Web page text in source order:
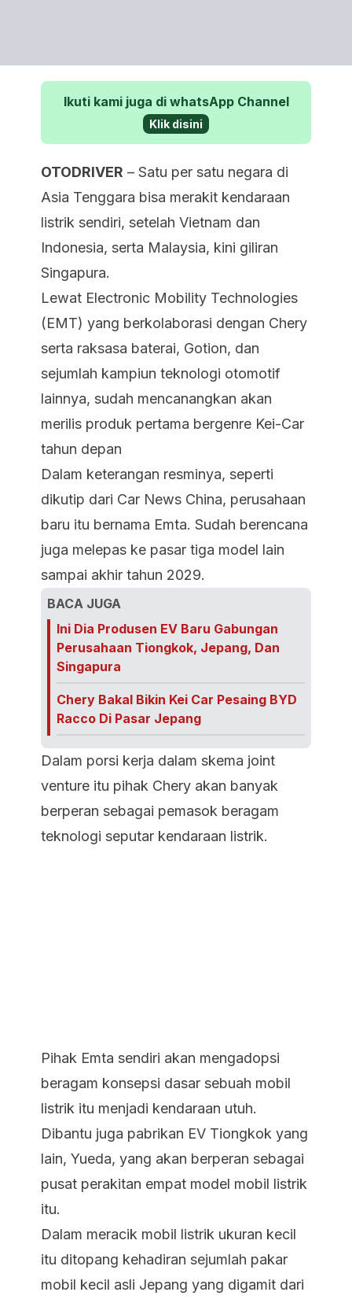
Ikuti kami juga di whatsApp Channel
Klik disini
OTODRIVER – Satu per satu negara di
Asia Tenggara bisa merakit kendaraan
listrik sendiri, setelah Vietnam dan
Indonesia, serta Malaysia, kini giliran
Singapura.
Lewat Electronic Mobility Technologies
(EMT) yang berkolaborasi dengan Chery
serta raksasa baterai, Gotion, dan
sejumlah kampiun teknologi otomotif
lainnya, sudah mencanangkan akan
merilis produk pertama bergenre Kei-Car
tahun depan
Dalam keterangan resminya, seperti
dikutip dari Car News China, perusahaan
baru itu bernama Emta. Sudah berencana
juga melepas ke pasar tiga model lain
sampai akhir tahun 2029.
BACA JUGA
Ini Dia Produsen EV Baru Gabungan
Perusahaan Tiongkok, Jepang, Dan
Singapura
Chery Bakal Bikin Kei Car Pesaing BYD
Racco Di Pasar Jepang
Dalam porsi kerja dalam skema joint
venture itu pihak Chery akan banyak
berperan sebagai pemasok beragam
teknologi seputar kendaraan listrik.
Pihak Emta sendiri akan mengadopsi
beragam konsepsi dasar sebuah mobil
listrik itu menjadi kendaraan utuh.
Dibantu juga pabrikan EV Tiongkok yang
lain, Yueda, yang akan berperan sebagai
pusat perakitan empat model mobil listrik
itu.
Dalam meracik mobil listrik ukuran kecil
itu ditopang kehadiran sejumlah pakar
mobil kecil asli Jepang yang digamit dari